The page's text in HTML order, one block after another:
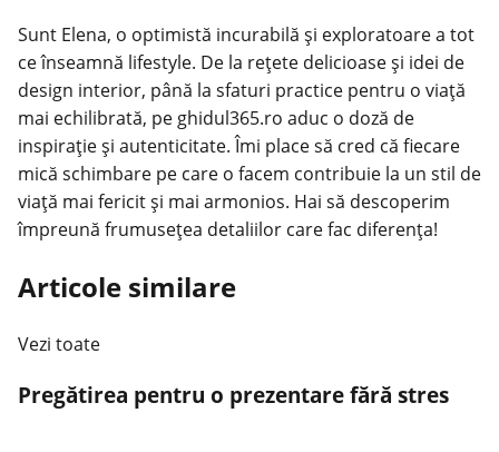
Sunt Elena, o optimistă incurabilă și exploratoare a tot
ce înseamnă lifestyle. De la rețete delicioase și idei de
design interior, până la sfaturi practice pentru o viață
mai echilibrată, pe ghidul365.ro aduc o doză de
inspirație și autenticitate. Îmi place să cred că fiecare
mică schimbare pe care o facem contribuie la un stil de
viață mai fericit și mai armonios. Hai să descoperim
împreună frumusețea detaliilor care fac diferența!
Articole similare
Vezi toate
Pregătirea pentru o prezentare fără stres